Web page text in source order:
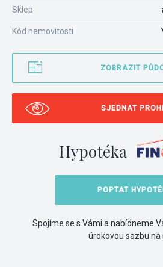
Sklep
Kód nemovitosti
ZOBRAZIT
SJEDNAT
Hypotéka
POPTAT
Spojíme se s Vámi a nabídneme
úrokovou sazbu na